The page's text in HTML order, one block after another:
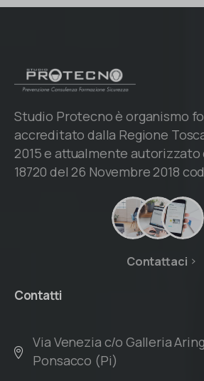
Studio Protecno è organismo
accreditato dalla Regione
2015 e attualmente autorizzato
18720 del 26 Novembre 2018
Contattaci
Contatti
Via Venezia c/o Galleria
Ponsacco (Pi)